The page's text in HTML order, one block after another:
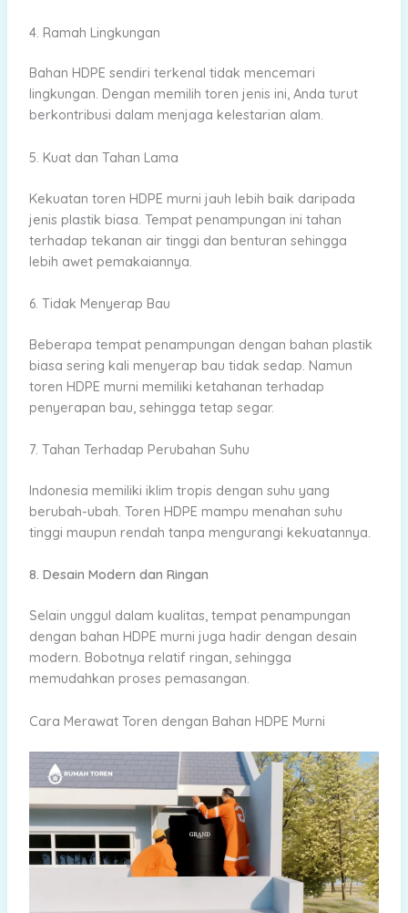
4. Ramah Lingkungan
Bahan HDPE sendiri terkenal tidak mencemari
lingkungan. Dengan memilih toren jenis ini, Anda turut
berkontribusi dalam menjaga kelestarian alam.
5. Kuat dan Tahan Lama
Kekuatan toren HDPE murni jauh lebih baik daripada
jenis plastik biasa. Tempat penampungan ini tahan
terhadap tekanan air tinggi dan benturan sehingga
lebih awet pemakaiannya.
6. Tidak Menyerap Bau
Beberapa tempat penampungan dengan bahan plastik
biasa sering kali menyerap bau tidak sedap. Namun
toren HDPE murni memiliki ketahanan terhadap
penyerapan bau, sehingga tetap segar.
7. Tahan Terhadap Perubahan Suhu
Indonesia memiliki iklim tropis dengan suhu yang
berubah-ubah. Toren HDPE mampu menahan suhu
tinggi maupun rendah tanpa mengurangi kekuatannya.
8. Desain Modern dan Ringan
Selain unggul dalam kualitas, tempat penampungan
dengan bahan HDPE murni juga hadir dengan desain
modern. Bobotnya relatif ringan, sehingga
memudahkan proses pemasangan.
Cara Merawat Toren dengan Bahan HDPE Murni